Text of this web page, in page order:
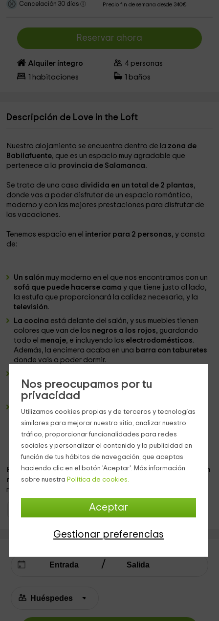
Nos preocupamos por tu
privacidad
Utilizamos cookies propias y de terceros y tecnologías
similares para mejorar nuestro sitio, analizar nuestro
tráfico, proporcionar funcionalidades para redes
sociales y personalizar el contenido y la publicidad en
función de tus hábitos de navegación, que aceptas
haciendo clic en el botón 'Aceptar'. Más información
sobre nuestra Política de cookies.
Aceptar
Gestionar preferencias
Cancelación 30 días Precio fin de semana desde 340€
Reservar ahora
Alquiler íntegro 4 personas
habitaciones baños
Descripción de Love in the Loft
Nuestro alojamiento se encuentra dentro de la zona de
Babilafuente, que es un espacio muy agradable que
pertenece a la provincia de Salamanca.
Se trata de una casa dividida en un total de 2 plantas,
donde vas a poder disfrutar de un espacio romántico,
moderno y con las mejores prestaciones para disfrutar de
las vacaciones.
Tenemos espacio en el interior para 2 personas, y consta
de:
Un salón muy moderno en el que nos encontramos con un
sofá que puede hacerse cama y que tiene justo al lado,
la estufa que proporcionará la calidez necesaria, y la
televisión.
La cocina está delante del salón, y sus muebles tienen
colores que van de los negros a los rojos, guardando
todo el menaje, e incluyendo los electrodomésticos.
Además, la encimera acaba en una barra con taburetes
donde vais a poder dormir.
en cuanto asanitarios, y tambiénvarios juegos de
toallas.
2 dormitorios
dobles amplios, equipados con unacama
que podemos decorar con pétalos para
las ocasiones especiales. En este mismo espacio, se
encuentra eljacuzzicon el que podréis relajaros en
pareja.
En elexterior , la vivienda dispone de una zona chill out con
mesa y sillas,desde donde vais a poder disfrutar en una
noche estrellada, de las mejores vostas.
Casas Rurales Salamanca